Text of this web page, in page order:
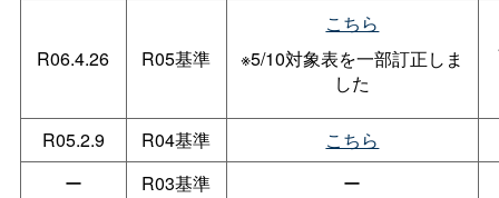
R06.4.26 R05基準
こちら
※5/10対象表を一部訂正しま
した
R05.2.9 R04基準
こちら
ー
R03基準 ー